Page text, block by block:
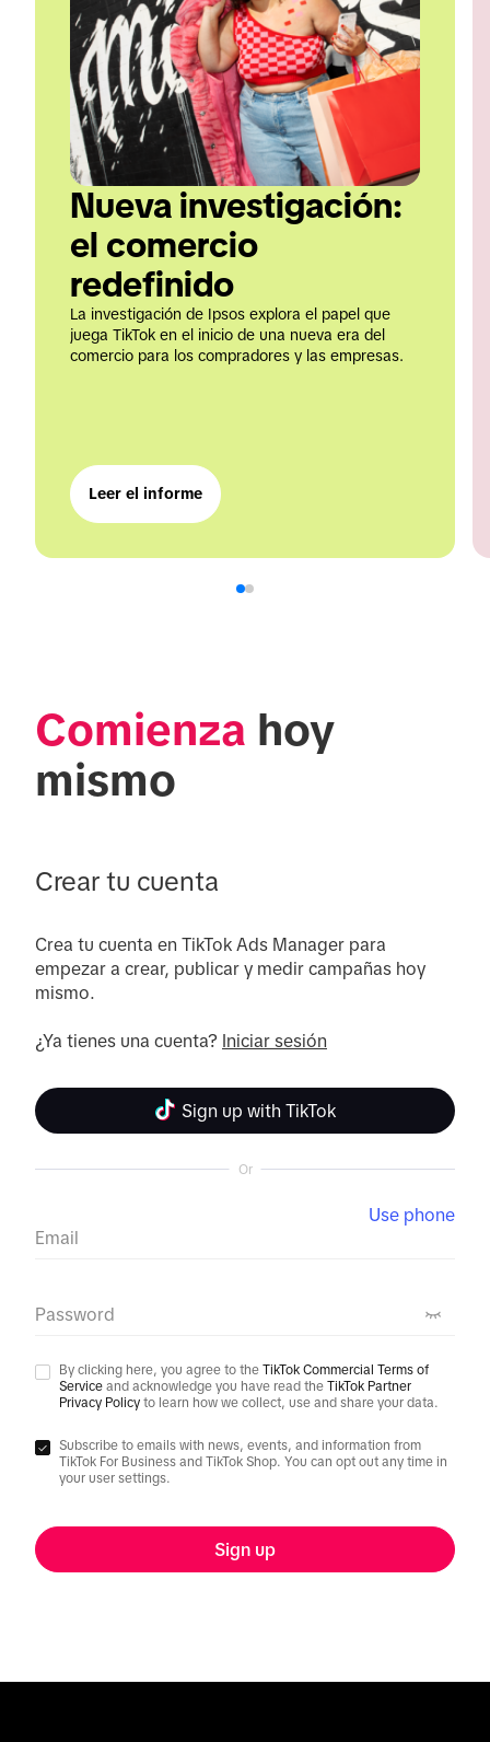
Nueva investigación:
el comercio
redefinido
La investigación de Ipsos explora el papel que
juega TikTok en el inicio de una nueva era del
comercio para los compradores y las empresas.
Leer el informe
Comienza hoy
mismo
Crear tu cuenta
Crea tu cuenta en TikTok Ads Manager para
empezar a crear, publicar y medir campañas hoy
mismo.
¿Ya tienes una cuenta? Iniciar sesión
Sign up with TikTok
Or
Email
Use phone
Password
By clicking here, you agree to the TikTok Commercial Terms of
Service and acknowledge you have read the TikTok Partner
Privacy Policy to learn how we collect, use and share your data.
Subscribe to emails with news, events, and information from
TikTok For Business and TikTok Shop. You can opt out any time in
your user settings.
Sign up